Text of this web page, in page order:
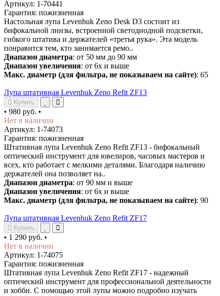
Артикул: 1-70441
Гарантия: пожизненная
Настольная лупа Levenhuk Zeno Desk D3 состоит из
бифокальной линзы, встроенной светодиодной подсветки,
гибкого штатива и держателей «третья рука». Эта модель
понравится тем, кто занимается ремо..
Диапазон диаметра: от 50 мм до 90 мм
Диапазон увеличения: от 6х и выше
Макс. диаметр (для фильтра, не показываем на сайте): 65
Лупа штативная Levenhuk Zeno Refit ZF13
Купить
• 980 руб. •
Нет в наличии
Артикул: 1-74073
Гарантия: пожизненная
Штативная лупа Levenhuk Zeno Refit ZF13 - бифокальный
оптический инструмент для ювелиров, часовых мастеров и
всех, кто работает с мелкими деталями. Благодаря наличию
держателей она позволяет на..
Диапазон диаметра: от 90 мм и выше
Диапазон увеличения: от 6х и выше
Макс. диаметр (для фильтра, не показываем на сайте): 90
Лупа штативная Levenhuk Zeno Refit ZF17
Купить
• 1 290 руб. •
Нет в наличии
Артикул: 1-74075
Гарантия: пожизненная
Штативная лупа Levenhuk Zeno Refit ZF17 - надежный
оптический инструмент для профессиональной деятельности
и хобби. С помощью этой лупы можно подробно изучать